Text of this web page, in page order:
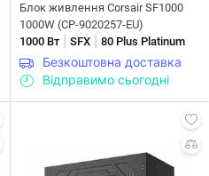
Блок живлення Corsair SF1000
1000W (CP-9020257-EU)
1000 Вт| SFX 80 Plus Platinum
Безкоштовна доставка
Відправимо сьогодні